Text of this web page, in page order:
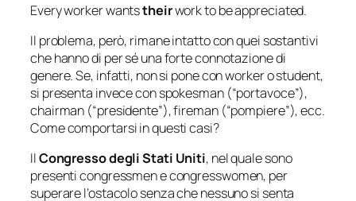
Every worker wantstheirwork to be appreciated.
Il problema, però, rimane intatto con quei sostantivi
che hanno di per sé una forte connotazione di
genere. Se, infatti, non si pone con worker o student,
si presenta invece con spokesman (“portavoce”),
chairman (“presidente”), fireman (“pompiere”), ecc.
Come comportarsi in questi casi?
IlCongresso degli Stati Uniti, nel quale sono
presenti congressmen e congresswomen, per
superare l’ostacolo senza che nessuno si senta